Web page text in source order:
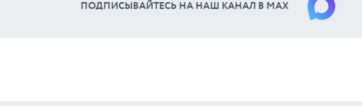
ПОДПИСЫВАЙТЕСЬ НА НАШ КАНАЛ В МАХ